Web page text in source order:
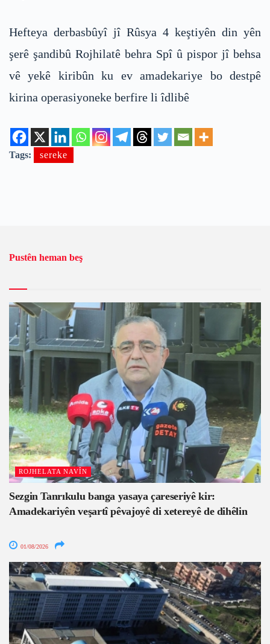
Hefteya derbasbûyî jî Rûsya 4 keştiyên din yên
şerê şandibû Rojhilatê behra Spî û pispor jî behsa
vê yekê kiribûn ku ev amadekariye bo destpê
kirina operasiyoneke berfire li îdlibê
Tags: sereke
Pustên heman beş
ROJHELATA NAVÎN
Sezgin Tanrıkulu banga yasaya çareseriyê kir:
Amadekariyên veşartî pêvajoyê di xetereyê de dihêlin
01/08/2026